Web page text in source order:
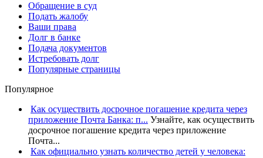
Обращение в суд
Подать жалобу
Ваши права
Долг в банке
Подача документов
Истребовать долг
Популярные страницы
Популярное
Как осуществить досрочное погашение кредита через
приложение Почта Банка: п... Узнайте, как осуществить
досрочное погашение кредита через приложение
Почта...
Как официально узнать количество детей у человека: